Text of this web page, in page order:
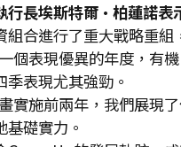
行長埃斯特爾·柏蓮諾表
組合進行了重大戰略重組
個表現優異的年度，有
季表現尤其強勁。
實施前兩年，我們展現
礎實力。